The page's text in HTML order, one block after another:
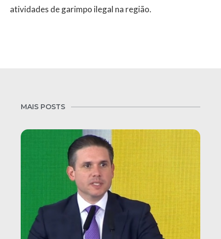
atividades de garimpo ilegal na região.
MAIS POSTS